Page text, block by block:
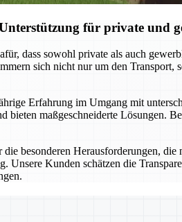
für private und
dass sowohl private als auch
sich nicht nur um den
Erfahrung im Umgang mit
maßgeschneiderte Lösungen.
besonderen Herausforderungen,
Unsere Kunden schätzen die